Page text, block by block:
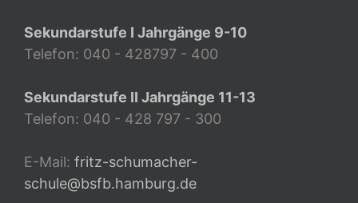
Sekundarstufe I Jahrgänge 9-10
Telefon: 040 - 428797 - 400
Sekundarstufe II Jahrgänge 11-13
Telefon: 040 - 428 797 - 300
E-Mail: fritz-schumacher-
schule@bsfb.hamburg.de